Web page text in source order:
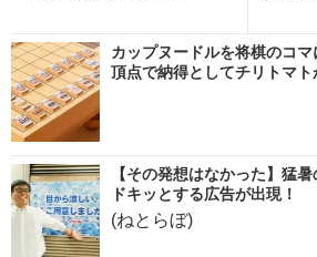
カップヌードルを将棋のコ
頂点で納得としてチリトマト
【その発想はなかった】猛
ドキッとする広告が出現！
(ねとらぼ)